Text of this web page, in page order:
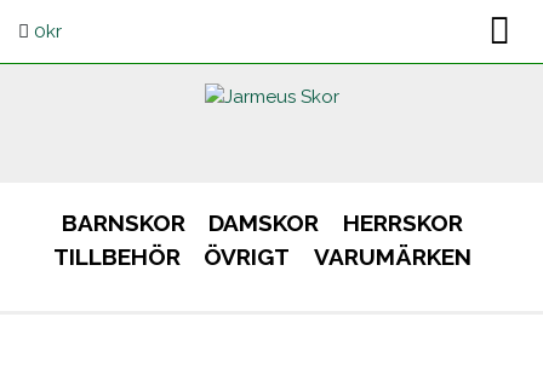
0kr
BARNSKOR DAMSKOR
HERRSKOR
TILLBEHÖR
ÖVRIGT VARUMÄRKEN